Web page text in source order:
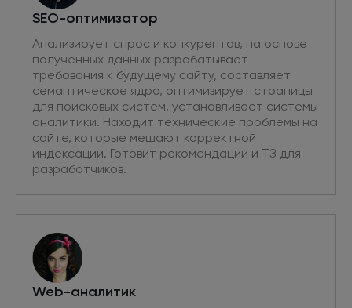
SEO-оптимизатор
Анализирует спрос и конкурентов, на основе
полученных данных разрабатывает
требования к будущему сайту, составляет
семантическое ядро, оптимизирует страницы
для поисковых систем, устанавливает системы
аналитики. Находит технические проблемы на
сайте, которые мешают корректной
индексации. Готовит рекомендации и ТЗ для
разработчиков.
Web-аналитик